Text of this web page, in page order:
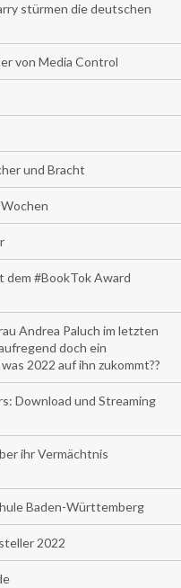
stürmen die deutschen
von Media Control
und Bracht
dem #BookTok Award
Andrea Paluch im letzten
doch ein
2022 auf ihn zukommt??
Download und Streaming
ihr Vermächtnis
Baden-Württemberg
2022